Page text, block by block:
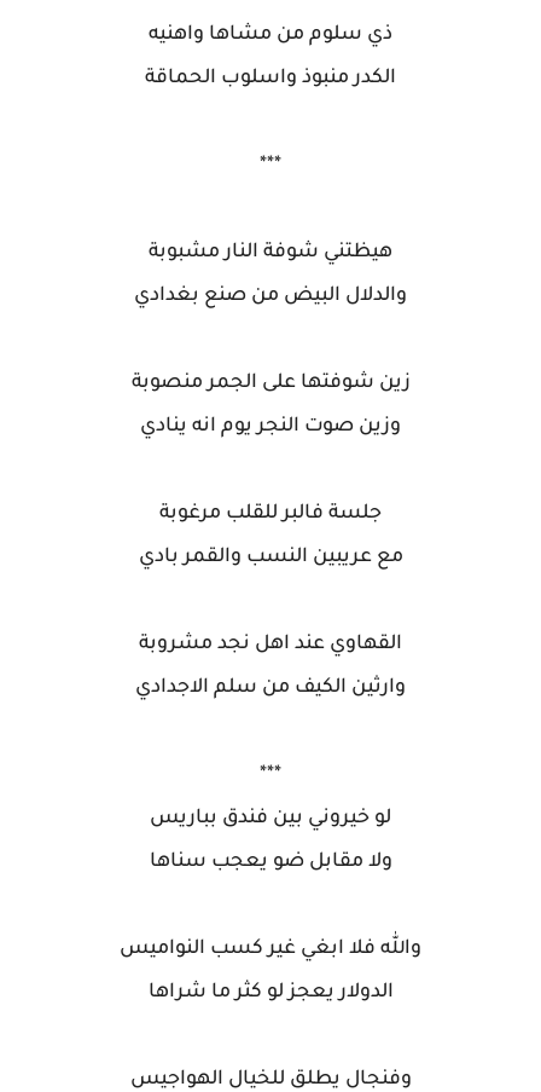
ذي سلوم من مشاها واهنيه
الكدر منبوذ واسلوب الحماقة
***
هيظتني شوفة النار مشبوبة
والدلال البيض من صنع بغدادي
زين شوفتها على الجمر منصوبة
وزين صوت النجر يوم انه ينادي
جلسة فالبر للقلب مرغوبة
مع عريبين النسب والقمر بادي
القهاوي عند اهل نجد مشروبة
وارثين الكيف من سلم الاجدادي
***
لو خيروني بين فندق بباريس
ولا مقابل ضو يعجب سناها
والله فلا ابغي غير كسب النواميس
الدولار يعجز لو كثر ما شراها
وفنجال يطلق للخيال الهواجيس